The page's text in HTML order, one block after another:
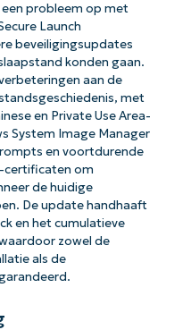
probleem op met
Launch
beveiligingsupdates
konden gaan.
aan de
met
en Private Use Area-
System Image Manager
en voortdurende
certificaten om
de huidige
De update handhaaft
en het cumulatieve
zowel de
als de